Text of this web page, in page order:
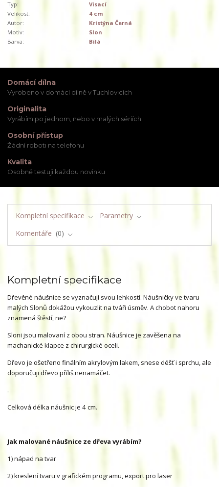
Typ:
Visací
Velikost:
4 cm
Autor:
Kristýna Černá
Motiv:
Slon
Barva:
Bílá
Domácí dílna
Vyrobeno v domácí dílně v Tuchlovicích
Originalita
Vyrábím po jednom, nebo v malých sériích
Osobní přístup
Žádní roboti na telefonu
Kvalita
Osobně testuji každou novinku
Kompletní specifikace
Parametry
Komentáře
0
Kompletní specifikace
Dřevěné náušnice se vyznačují svou lehkostí. Náušničky ve tvaru
malých Slonů dokážou vykouzlit na tváři úsměv. A chobot nahoru
znamená štěstí, ne?
Sloni jsou malovaní z obou stran. Náušnice je zavěšena na
machanické klapce z chirurgické oceli.
Dřevo je ošetřeno finálním akrylovým lakem, snese déšť i sprchu, ale
doporučuji dřevo příliš nenamáčet.
.
Celková délka náušnic je 4 cm.
Jak malované náušnice ze dřeva vyrábím?
1) nápad na tvar
2) kreslení tvaru v grafickém programu, export pro laser